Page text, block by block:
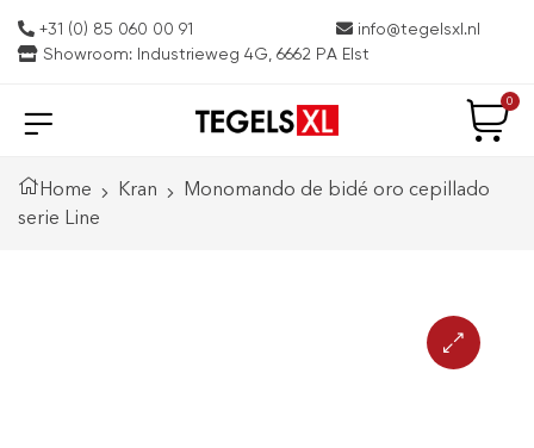
+31 (0) 85 060 00 91
info@tegelsxl.nl
Showroom: Industrieweg 4G, 6662 PA Elst
0
Home Kran
Monomando de bidé oro cepillado
serie Line